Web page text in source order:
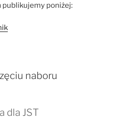
publikujemy poniżej:
naboru
dla JST